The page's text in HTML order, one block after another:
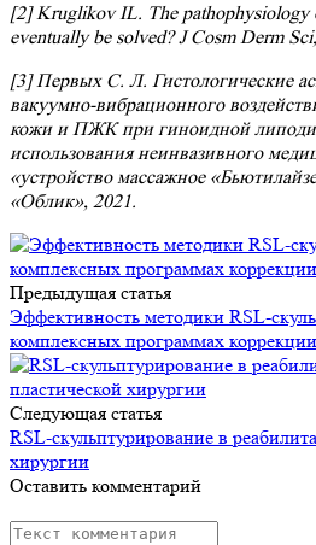
[2] Kruglikov IL. The pathophysiology
eventually be solved? J Cosm Derm Sci
[3]Первых С. Л. Гистологические
вакуумно-вибрационного
кожи и ПЖК при гиноидной
использованиянеинвазивного
«устройство массажное
«Облик», 2021.
Предыдущая статья
Эффективность методики RSL-
комплексных программах
Следующая статья
RSL-скульптурирование в
хирургии
Оставить комментарий